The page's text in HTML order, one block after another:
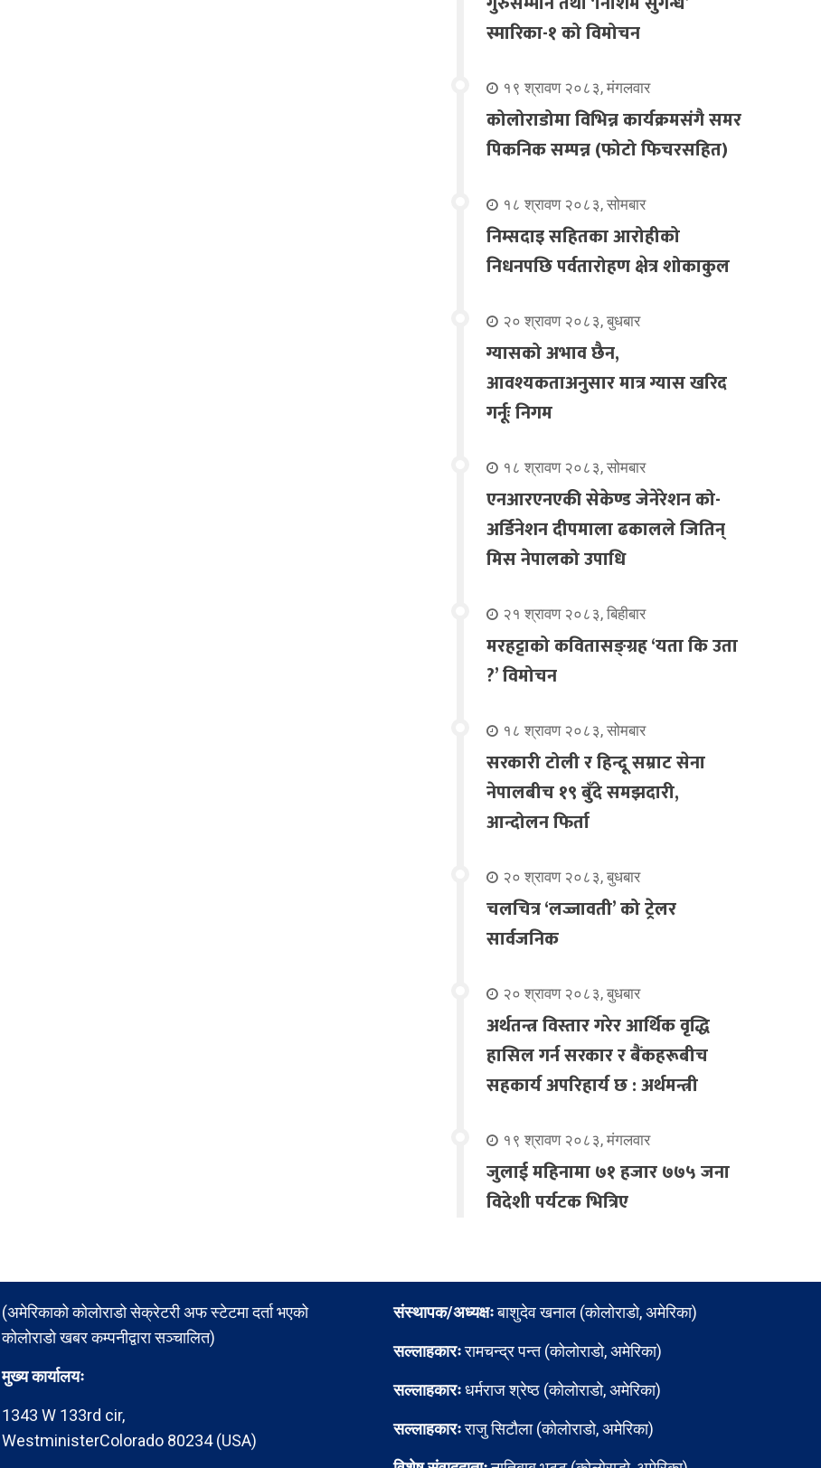
स्मारिका-१ को विमोचन
१९ श्रावण २०८३, मंगलवार
कोलोराडोमा विभिन्न कार्यक्रमसंगै समर
पिकनिक सम्पन्न (फोटो फिचरसहित)
१८ श्रावण २०८३, सोमबार
निम्सदाइ सहितका आरोहीको
निधनपछि पर्वतारोहण क्षेत्र शोकाकुल
२० श्रावण २०८३, बुधबार
ग्यासको अभाव छैन,
आवश्यकताअनुसार मात्र ग्यास खरिद
गर्नूः निगम
१८ श्रावण २०८३, सोमबार
एनआरएनएकी सेकेण्ड जेनेरेशन को-
अर्डिनेशन दीपमाला ढकालले जितिन्
मिस नेपालको उपाधि
२१ श्रावण २०८३, बिहीबार
मरहट्टाको कवितासङ्ग्रह ‘यता कि उता
?’ विमोचन
१८ श्रावण २०८३, सोमबार
सरकारी टोली र हिन्दू सम्राट सेना
नेपालबीच १९ बुँदे समझदारी,
आन्दोलन फिर्ता
२० श्रावण २०८३, बुधबार
चलचित्र ‘लज्जावती’ को ट्रेलर
सार्वजनिक
२० श्रावण २०८३, बुधबार
अर्थतन्त्र विस्तार गरेर आर्थिक वृद्धि
हासिल गर्न सरकार र बैंकहरूबीच
सहकार्य अपरिहार्य छ : अर्थमन्त्री
१९ श्रावण २०८३, मंगलवार
जुलाई महिनामा ७१ हजार ७७५ जना
विदेशी पर्यटक भित्रिए
(अमेरिकाको कोलोराडो सेक्रेटरी अफ स्टेटमा दर्ता भएको
कोलोराडो खबर कम्पनीद्वारा सञ्चालित)
मुख्य कार्यालयः
1343 W 133rd cir,
WestministerColorado 80234 (USA)
संस्थापक/अध्यक्षःबाशुदेव खनाल (कोलोराडो, अमेरिका)
सल्लाहकारःरामचन्द्र पन्त (कोलोराडो, अमेरिका)
सल्लाहकारःधर्मराज श्रेष्ठ (कोलोराडो, अमेरिका)
सल्लाहकारःराजु सिटौला (कोलोराडो, अमेरिका)